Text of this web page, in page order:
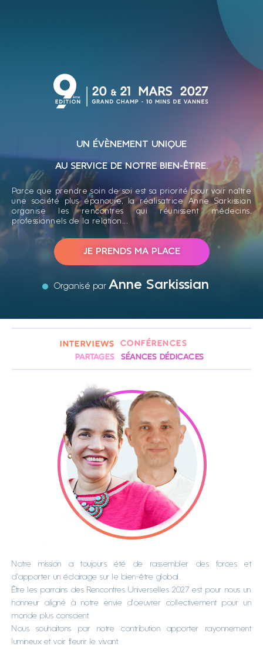
UN ÉVÈNEMENT UNIQUE
AU SERVICE DE NOTRE BIEN-ÊTRE.
Parce que prendre soin de soi est sa priorité pour voir naître
une société plus épanouie, la réalisatrice Anne Sarkissian
organise les rencontres qui réunissent médecins,
professionnels de la relation...
JE PRENDS MA PLACE
Organisé par Anne Sarkissian
Notre mission a toujours été de rassembler des forces et
d’apporter un éclairage sur le bien-être global.
Être les parrains des Rencontres Universelles 2027 est pour nous un
honneur aligné à notre envie d’oeuvrer collectivement pour un
monde plus conscient.
Nous souhaitons par notre contribution apporter rayonnement
lumineux et voir fleurir le vivant.